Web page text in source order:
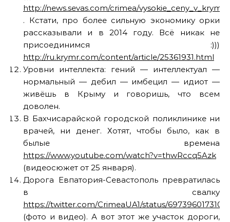
http://news.sevas.com/crimea/
. Кстати, про более сильную экономику орки
рассказывали и в 2014 году. Всё никак не
присоединимся :)))
http://ru.krymr.com/content/article/25361931.html
Уровни интеллекта: гений — интеллектуал —
нормальный — дебил — имбецил — идиот —
живёшь в Крыму и говоришь, что всем
доволен.
В Бахчисарайской городской поликлинике ни
врачей, ни денег. Хотят, чтобы было, как в
былые времена
https://www.youtube.com/watch?v=thwRccq5Azk
(видеосюжет от 25 января).
Дорога Евпатория-Севастополь превратилась
в свалку
https://twitter.com/CrimeaUA1/status/
(фото и видео). А вот этот же участок дороги,